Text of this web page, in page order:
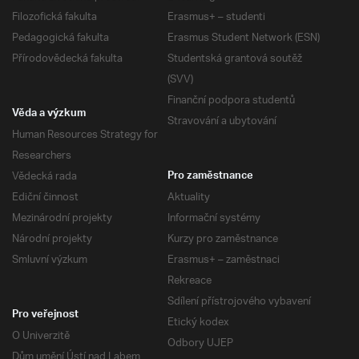
Filozofická fakulta
Pedagogická fakulta
Přírodovědecká fakulta
Erasmus+ – studenti
Erasmus Student Network (ESN)
Studentská grantová soutěž
(SVV)
Finanční podpora studentů
Stravování a ubytování
Věda a výzkum
Human Resources Strategy for
Researchers
Vědecká rada
Ediční činnost
Mezinárodní projekty
Národní projekty
Smluvní výzkum
Pro zaměstnance
Aktuality
Informační systémy
Kurzy pro zaměstnance
Erasmus+ – zaměstnaci
Rekreace
Sdílení přístrojového vybavení
Etický kodex
Odbory UJEP
Pro veřejnost
O Univerzitě